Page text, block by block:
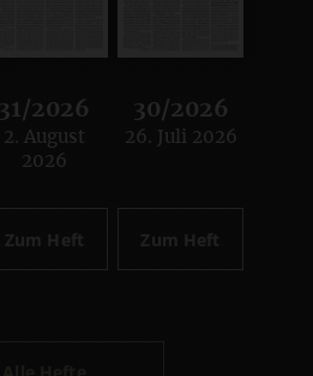
31/2026
:
2. August
2026
Zum Heft
30/2026
:
26. Juli 2026
Zum Heft